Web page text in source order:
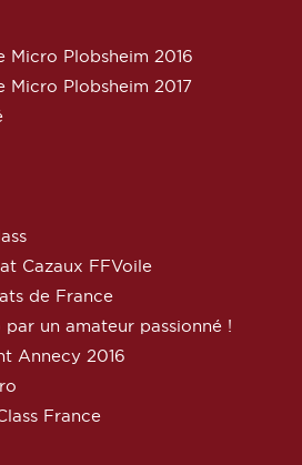
Micro Plobsheim 2016
Micro Plobsheim 2017
Cazaux FFVoile
de France
un amateur passionné !
Annecy 2016
France